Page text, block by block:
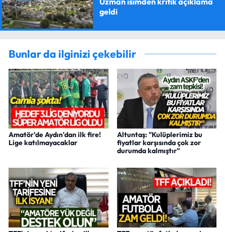
geldi
Bunlar da ilginizi çekebilir
Amatör'de Aydın'dan ilk fire!
Lige katılmayacaklar
Altuntaş: "Kulüplerimiz bu
fiyatlar karşısında çok zor
durumda kalmıştır"